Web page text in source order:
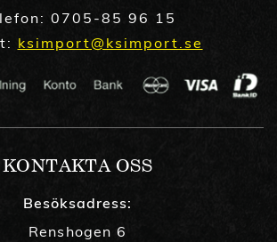
0705-85 96 15
ksimport@ksimport.se
KONTAKTA OSS
Besöksadress:
Renshogen 6